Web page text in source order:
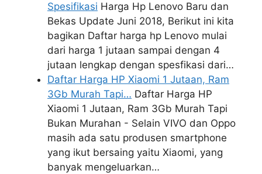
Spesifikasi Harga Hp Lenovo Baru dan
Bekas Update Juni 2018, Berikut ini kita
bagikan Daftar harga hp Lenovo mulai
dari harga 1 jutaan sampai dengan 4
jutaan lengkap dengan spesfikasi dari…
Daftar Harga HP Xiaomi 1 Jutaan, Ram
3Gb Murah Tapi… Daftar Harga HP
Xiaomi 1 Jutaan, Ram 3Gb Murah Tapi
Bukan Murahan - Selain VIVO dan Oppo
masih ada satu produsen smartphone
yang ikut bersaing yaitu Xiaomi, yang
banyak mengeluarkan…